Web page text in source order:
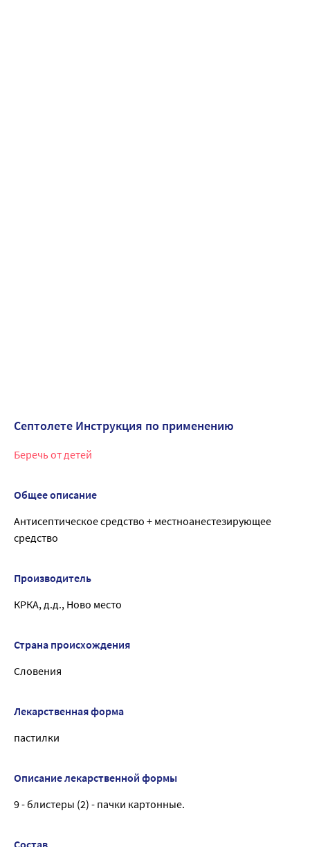
Септолете Инструкция по применению
Беречь от детей
Общее описание
Антисептическое средство + местноанестезирующее
средство
Производитель
КРКА, д.д., Ново место
Страна происхождения
Словения
Лекарственная форма
пастилки
Описание лекарственной формы
9 - блистеры (2) - пачки картонные.